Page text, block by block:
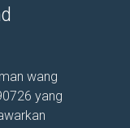
wang
yang